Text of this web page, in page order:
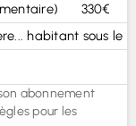
330€
habitant sous le
abonnement
pour les